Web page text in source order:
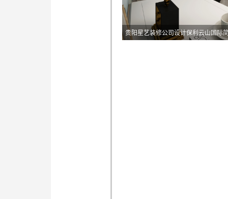
贵阳星艺装修公司设计保利云山国际